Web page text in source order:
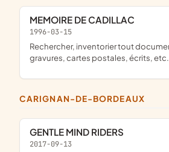
MEMOIRE DE CADILLAC
1996-03-15
Rechercher, inventorier tout document : photos, livres,
gravures, cartes postales, écrits, etc.
CARIGNAN-DE-BORDEAUX
GENTLE MIND RIDERS
2017-09-13